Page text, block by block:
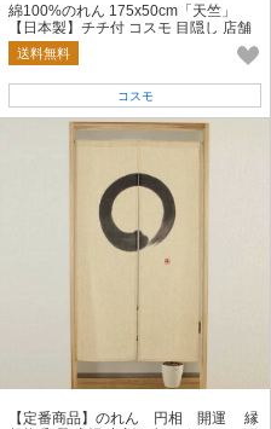
綿100%のれん 175x50cm「天竺」
【日本製】チチ付 コスモ 目隠し 店舗
施設 向け
送料無料
コスモ
【定番商品】のれん 円相 開運 縁